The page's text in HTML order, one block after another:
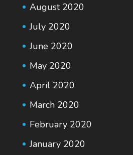
August 2020
July 2020
June 2020
May 2020
April 2020
March 2020
February 2020
January 2020